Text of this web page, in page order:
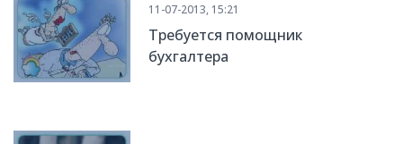
11-07-2013, 15:21
Требуется помощник
бухгалтера